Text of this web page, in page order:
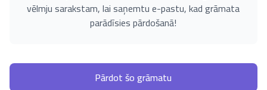
vēlmju sarakstam, lai saņemtu e-pastu, kad grāmata
parādīsies pārdošanā!
Pārdot šo grāmatu